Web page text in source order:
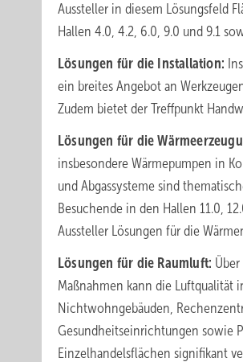
Aussteller in diesem Lösungsfeld
Hallen 4.0, 4.2, 6.0, 9.0 und 9.1
Lösungen für die Installation:
ein breites Angebot an
Zudem bietet der Treffpunkt
Lösungen für die
insbesondere Wärmepumpen in
und Abgassysteme sind
Besuchende in den Hallen 11.0,
Aussteller Lösungen für die
Lösungen für die Raumluft:
Maßnahmen kann die Luftqualität
Nichtwohngebäuden,
Gesundheitseinrichtungen sowie
Einzelhandelsflächen signifikant